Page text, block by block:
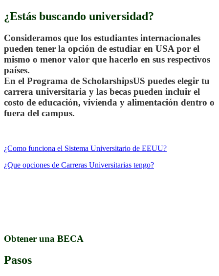
¿Estás buscando universidad?
Consideramos que los estudiantes internacionales
pueden tener la opción de estudiar en USA por el
mismo o menor valor que hacerlo en sus respectivos
países.
En el Programa de ScholarshipsUS puedes elegir tu
carrera universitaria y las becas pueden incluir el
costo de educación, vivienda y alimentación dentro o
fuera del campus.
¿Como funciona el Sistema Universitario de EEUU?
¿Que opciones de Carreras Universitarias tengo?
Obtener una BECA
Pasos